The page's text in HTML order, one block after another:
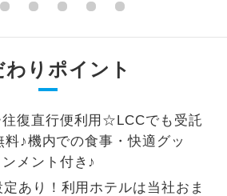
わりポイント
復直行便利用☆LCCでも受託
♪機内での食事・快適グッ
メント付き♪
あり！利用ホテルは当社おま
1名様から出発可能な個人型プランで
2名様から出発可能な個人型プランで
す。
おひとり様限定でご参加いただけるコー
スです。
1名様1室利用でも追加料金がかからない
コースです。